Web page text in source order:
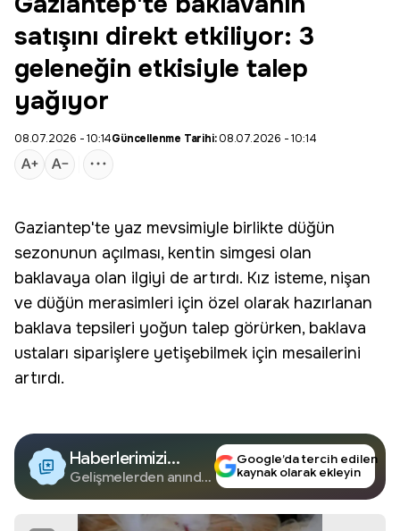
satışını direkt etkiliyor: 3
geleneğin etkisiyle talep
yağıyor
08.07.2026 - 10:14Güncellenme Tarihi:08.07.2026 - 10:14
Gaziantep'te yaz mevsimiyle birlikte düğün
sezonunun açılması, kentin simgesi olan
baklavaya olan ilgiyi de artırdı. Kız isteme, nişan
ve düğün merasimleri için özel olarak hazırlanan
baklava tepsileri yoğun talep görürken, baklava
ustaları siparişlere yetişebilmek için mesailerini
artırdı.
Haberlerimizi
Google'da Takip
Edin
Gelişmelerden anında
Google’da tercih edilen
kaynak olarak ekleyin